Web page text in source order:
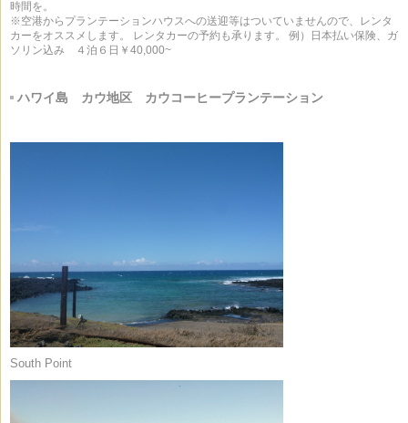
時間を。
※空港からプランテーションハウスへの送迎等はついていませんので、レンタ
カーをオススメします。 レンタカーの予約も承ります。 例）日本払い保険、ガ
ソリン込み ４泊６日￥40,000~
ハワイ島 カウ地区 カウコーヒープランテーション
South Point